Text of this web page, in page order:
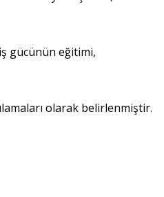
gücünün eğitimi,
olarak belirlenmiştir.